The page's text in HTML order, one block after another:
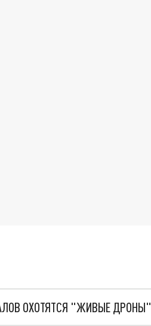
ОХОТЯТСЯ "ЖИВЫЕ ДРОНЫ"